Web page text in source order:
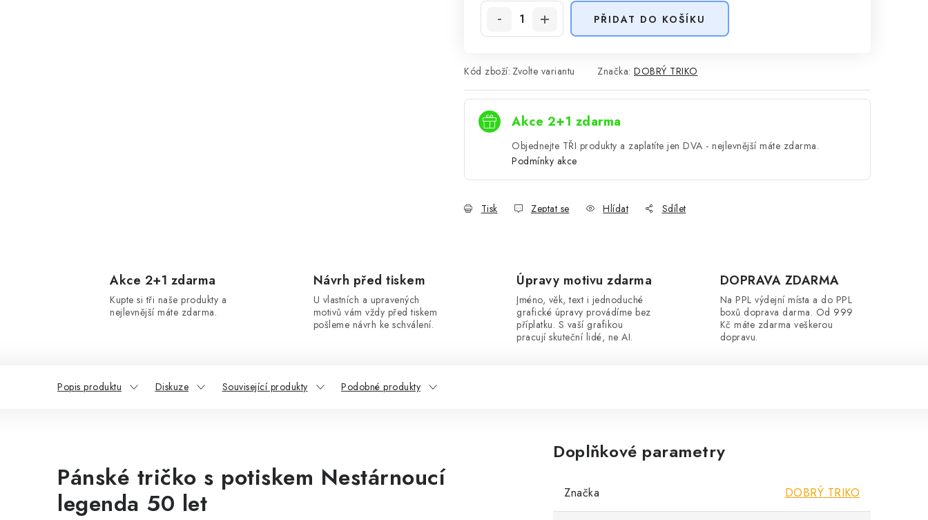
PŘIDAT DO KOŠÍKU
Kód zboží: Zvolte variantu Značka: DOBRÝ TRIKO
Akce 2+1 zdarma
Objednejte TŘI produkty a zaplatíte jen DVA - nejlevnější máte zdarma.
Podmínky akce
Tisk Zeptat se Hlídat Sdílet
Akce 2+1 zdarma
Kupte si tři naše produkty a
nejlevnější máte zdarma.
Návrh před tiskem
U vlastních a upravených
motivů vám vždy před tiskem
pošleme návrh ke schválení.
Úpravy motivu zdarma
Jméno, věk, text i jednoduché
grafické úpravy provádíme bez
příplatku. S vaší grafikou
pracují skuteční lidé, ne AI.
DOPRAVA ZDARMA
Na PPL výdejní místa a do PPL
boxů doprava darma. Od 999
Kč máte zdarma veškerou
dopravu.
Popis produktu Diskuze Související produkty Podobné produkty
Pánské tričko s potiskem Nestárnoucí
legenda 50 let
Doplňkové parametry
Značka DOBRÝ TRIKO